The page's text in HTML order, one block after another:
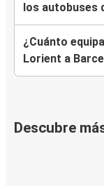
los autobuses
¿Cuánto
Lorient a
Descubre